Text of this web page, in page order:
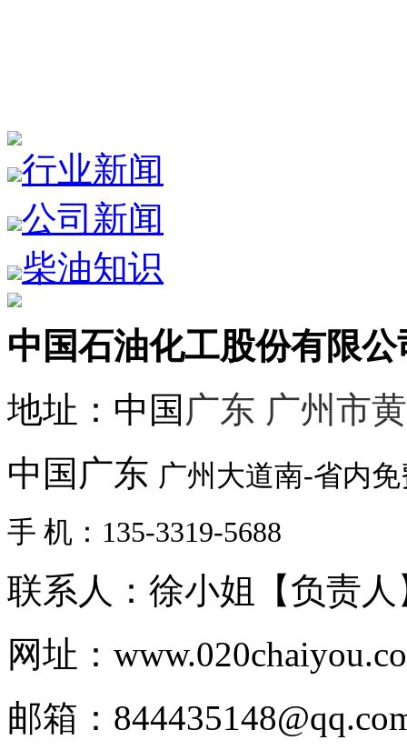
行业新闻
公司新闻
柴油知识
中国石油化工股份有限公
地址：中国 广东 广州市
中国广东 广州大道南-省内
手 机：135-3319-5688
联系人：徐小姐【负责人
网址：
邮箱：